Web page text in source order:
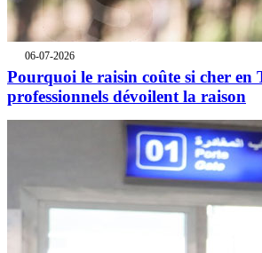
06-07-2026
Pourquoi le raisin coûte si cher en
professionnels dévoilent la raison